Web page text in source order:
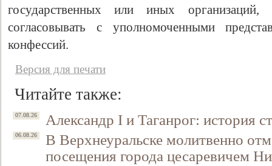
государственных или иных организаций,
согласовывать с уполномоченными
конфессий.
Версия для печати
Читайте также:
07.08.26 Александр I и Таганрог: история
06.08.26
В Верхнеуральске молитвенно
посещения города цесаревичем